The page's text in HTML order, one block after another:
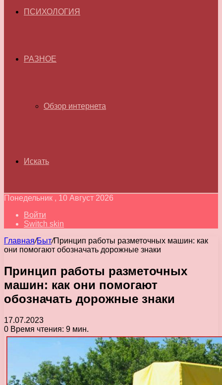
ПСИХОЛОГИЯ
РАЗНОЕ
Обзор интернета
Искать
Понедельник , 10 Август 2026
Войти
Switch skin
Главная/Быт/Принцип работы разметочных машин: как
они помогают обозначать дорожные знаки
Принцип работы разметочных
машин: как они помогают
обозначать дорожные знаки
17.07.2023
0 Время чтения: 9 мин.